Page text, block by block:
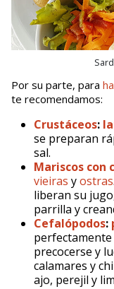
Por su parte, para
te recomendamos:
Crustáceos:
se preparan
sal.
Mariscos con
vieiras yostras
liberan su
parrilla y
Cefalópodos:
perfectamente
precocerse y
calamares y
ajo, perejil y